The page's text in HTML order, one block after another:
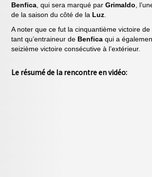
Benfica, qui sera marqué parGrimaldo,
de la saison du côté de la Luz.
A noter que ce fut la cinquantième victoire de
tant qu’entraineur de Benfica qui a
seizième victoire consécutive à l’extérieur.
Le résumé de la rencontre en vidéo: